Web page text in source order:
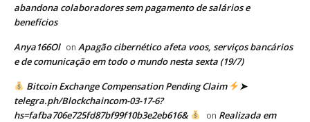
abandona colaboradores sem pagamento de salários e
benefícios
Anya166Ol on Apagão cibernético afeta voos, serviços bancários
e de comunicação em todo o mundo nesta sexta (19/7)
Bitcoin Exchange Compensation Pending Claim
➤
telegra.ph/Blockchaincom-03-17-6?
hs=fafba706e725fd87bf99f10b3e2eb616&
on Realizada em